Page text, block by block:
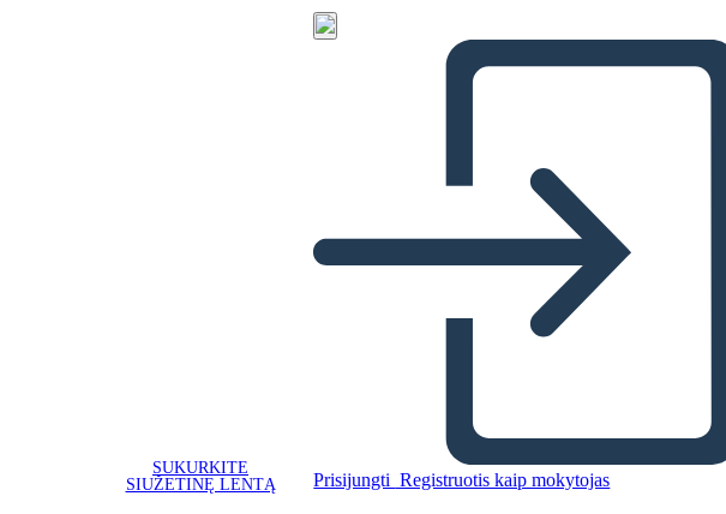
SUKURKITE
SIUŽETINĘ LENTĄ
Prisijungti Registruotis kaip mokytojas